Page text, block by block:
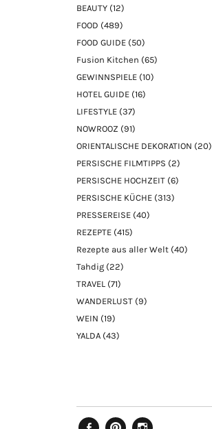
BEAUTY (12)
FOOD (489)
FOOD GUIDE (50)
Fusion Kitchen (65)
GEWINNSPIELE (10)
HOTEL GUIDE (16)
LIFESTYLE (37)
NOWROOZ (91)
ORIENTALISCHE DEKORATION (20)
PERSISCHE FILMTIPPS (2)
PERSISCHE HOCHZEIT (6)
PERSISCHE KÜCHE (313)
PRESSEREISE (40)
REZEPTE (415)
Rezepte aus aller Welt (40)
Tahdig (22)
TRAVEL (71)
WANDERLUST (9)
WEIN (19)
YALDA (43)